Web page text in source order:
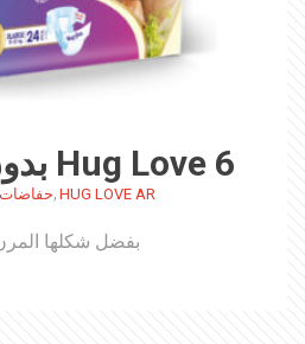
Hug Love 6 بدون حفاضات
HUG LOVE AR
,حفاضات HUG LOVE
بفضل شكلها